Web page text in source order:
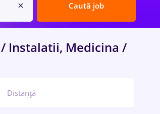
Caută job
Instalatii, Medicina /
Distanță